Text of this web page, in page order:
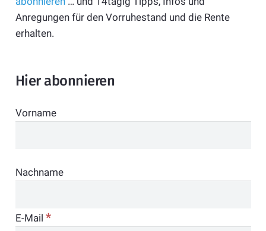
Anregungen für den Vorruhestand und die Rente
erhalten.
Hier abonnieren
Vorname
Nachname
E-Mail *